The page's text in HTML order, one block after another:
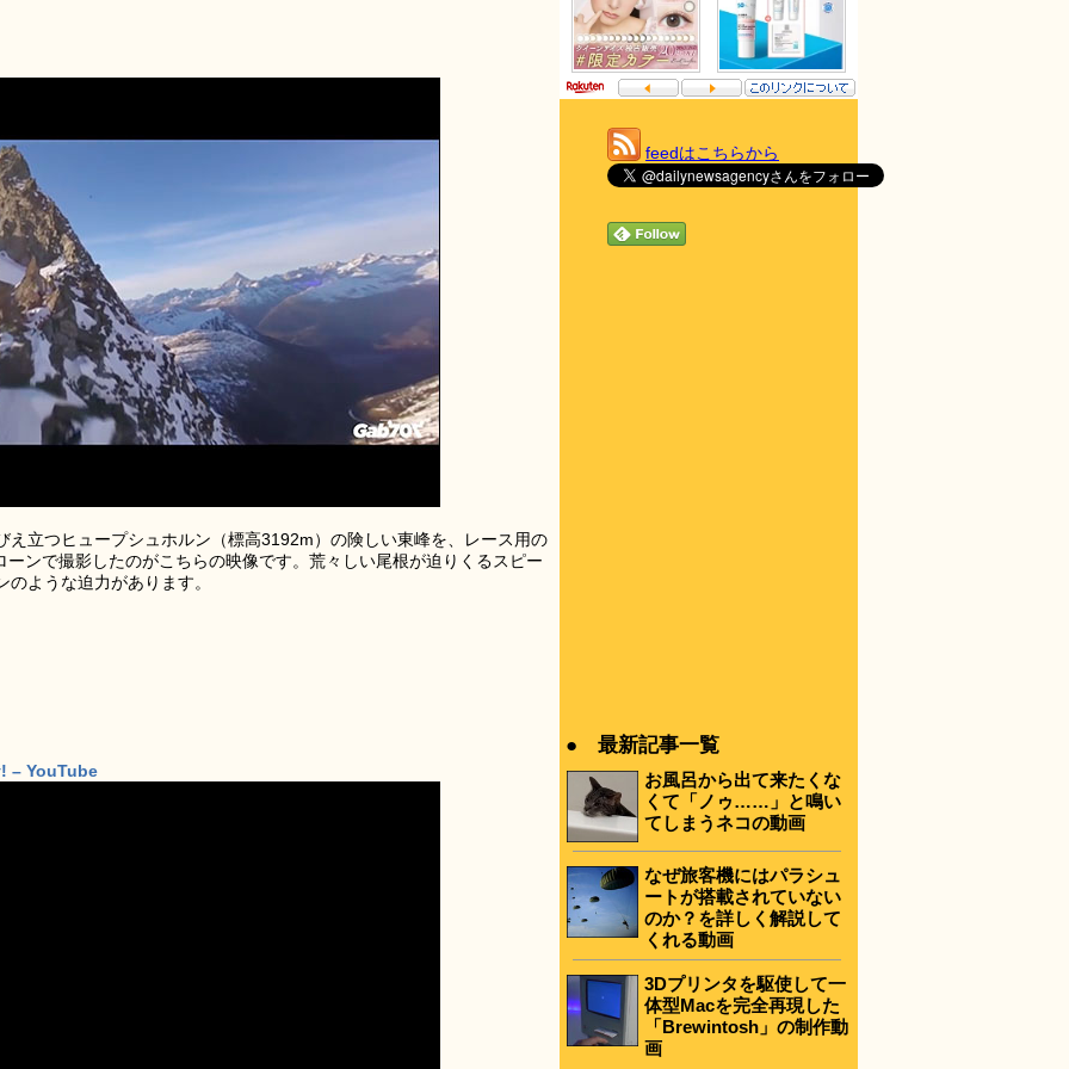
え立つヒュープシュホルン（標高3192m）の険しい東峰を、レース用の
ンで撮影したのがこちらの映像です。荒々しい尾根が迫りくるスピー
ような迫力があります。
– YouTube
feedはこちらから
● 最新記事一覧
お風呂から出て来たくな
くて「ノゥ……」と鳴い
てしまうネコの動画
なぜ旅客機にはパラシュ
ートが搭載されていない
のか？を詳しく解説して
くれる動画
3Dプリンタを駆使して一
体型Macを完全再現した
「Brewintosh」の制作動
画